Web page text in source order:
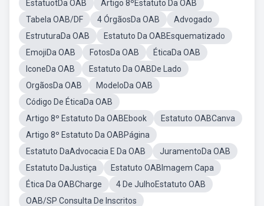
EstatuotDa OAB
Artigo 8ºEstatuto Da OAB
Tabela OAB/DF
4 ÓrgãosDa OAB
Advogado
EstruturaDa OAB
Estatuto Da OABEsquematizado
EmojiDa OAB
FotosDa OAB
ÉticaDa OAB
IconeDa OAB
Estatuto Da OABDe Lado
OrgãosDa OAB
ModeloDa OAB
Código De ÉticaDa OAB
Artigo 8º Estatuto Da OABEbook
Estatuto OABCanva
Artigo 8º Estatuto Da OABPágina
Estatuto DaAdvocacia E Da OAB
JuramentoDa OAB
Estatuto DaJustiça
Estatuto OABImagem Capa
Ética Da OABCharge
4 De JulhoEstatuto OAB
OAB/SP Consulta De Inscritos